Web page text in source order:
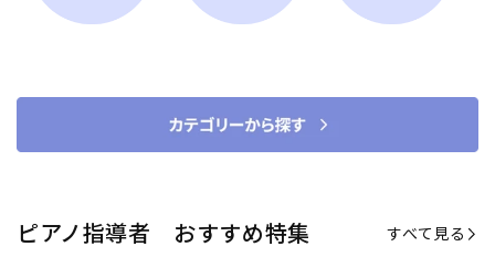
ピアノ指導者 おすすめ特集 すべて見る